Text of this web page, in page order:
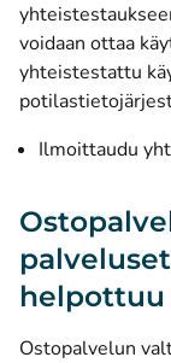
voidaan ottaa
yhteistestattu
Ilmoittaudu
helpottuu
Ostopalvelun